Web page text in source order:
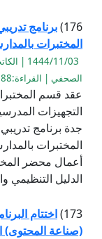
176) برنامج
المختبرات بالمدارس
1444/11/
الصحفي | القراءة:688
عقد قسم
التجهيزات
جدة برنامج
المختبرات
أعمال محضر
الدليل التنظيمي
173) اختتام
(صناعة المحتوى)